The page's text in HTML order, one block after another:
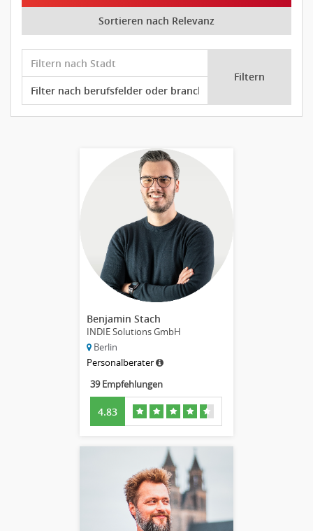
Sortieren nach Relevanz
Filtern
Benjamin Stach
INDIE Solutions GmbH
Berlin
Personalberater
39 Empfehlungen
4.83